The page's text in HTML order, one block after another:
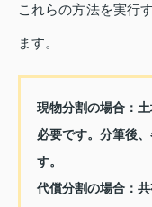
これらの方法を実行
ます。
現物分割の場合：
必要です。分筆後
す。
代償分割の場合：